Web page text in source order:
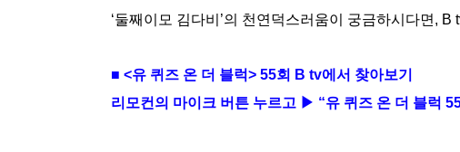
‘둘째이모 김다비’의 천연덕스러움이 궁금하시다면, B
■ <유 퀴즈 온 더 블럭> 55회 B tv에서 찾아보기
리모컨의 마이크 버튼 누르고 ▶ “유 퀴즈 온 더 블럭